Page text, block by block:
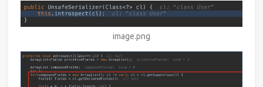
image.png